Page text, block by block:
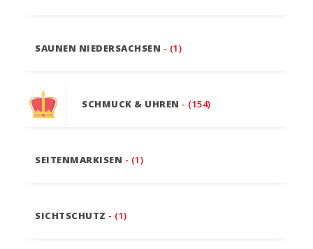
SAUNEN NIEDERSACHSEN - (1)
SCHMUCK & UHREN - (154)
SEITENMARKISEN - (1)
SICHTSCHUTZ - (1)